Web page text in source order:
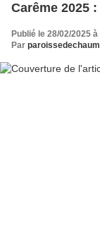
Carême 2025
Publié le 28/02/2025
Par